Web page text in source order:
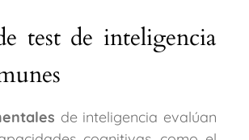
test de inteligencia
de inteligencia evalúan